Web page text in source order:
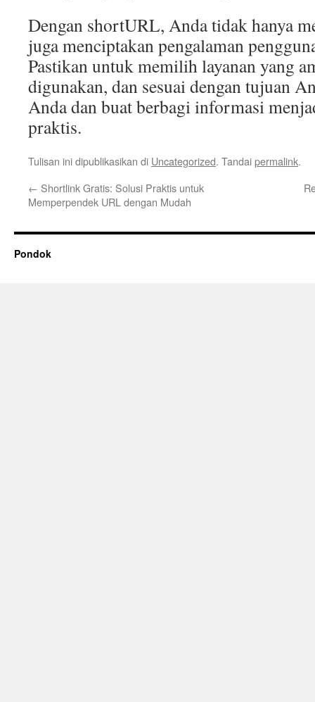
Dengan shortURL, Anda tidak hanya
juga menciptakan pengalaman
Pastikan untuk memilih layanan yang
digunakan, dan sesuai dengan tujuan
Anda dan buat berbagi informasi
praktis.
Tulisan ini dipublikasikan di Uncategorized. Tandaipermalink.
← Shortlink Gratis: Solusi Praktis untuk
Memperpendek URL dengan Mudah
Pondok